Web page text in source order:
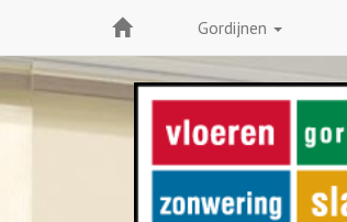
Gordijnen